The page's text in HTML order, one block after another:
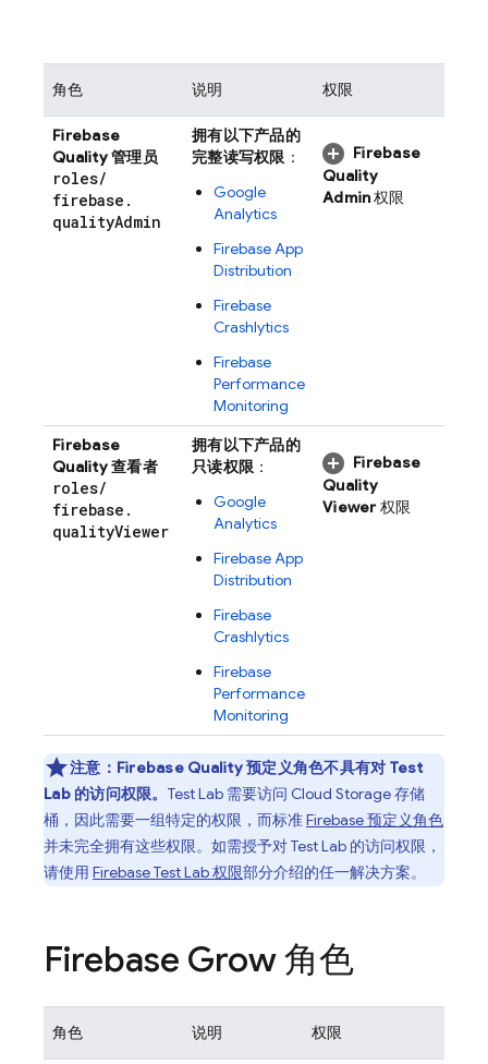
角色 说明 权限
Firebase
Quality 管理员
roles/
firebase .
qualityAdmin
拥有以下产品的
完整读写权限 ：
Google
Analytics
Firebase App
Distribution
Firebase
Crashlytics
Firebase
Performance
Monitoring
Firebase
Quality
Admin权限
Firebase
Quality 查看者
roles/
firebase .
qualityViewer
拥有以下产品的
只读权限 ：
Google
Analytics
Firebase App
Distribution
Firebase
Crashlytics
Firebase
Performance
Monitoring
Firebase
Quality
Viewer 权限
注意： Firebase Quality 预定义角色不具有对 Test
Lab的访问权限。 Test Lab需要访问 Cloud Storage存储
桶，因此需要一组特定的权限，而标准Firebase 预定义角色
并未完全拥有这些权限。如需授予对Test Lab 的访问权限，
请使用 Firebase Test Lab权限部分介绍的任一解决方案。
Firebase Grow 角色
角色 说明 权限